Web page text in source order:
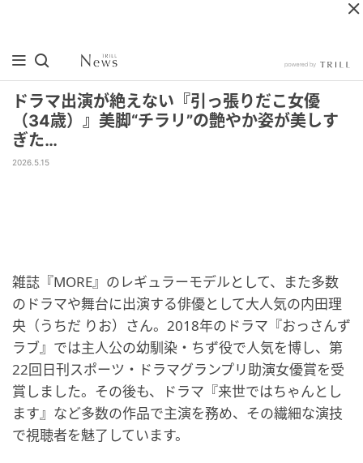
ドラマ出演が絶えない『引っ張りだこ女優
（34歳）』美脚“チラリ”の艶やか姿が美しす
ぎた…
2026.5.15
雑誌『MORE』のレギュラーモデルとして、また多数
のドラマや舞台に出演する俳優として大人気の内田理
央（うちだ りお）さん。2018年のドラマ『おっさんず
ラブ』では主人公の幼馴染・ちず役で人気を博し、第
22回日刊スポーツ・ドラマグランプリ助演女優賞を受
賞しました。その後も、ドラマ『来世ではちゃんとし
ます』など多数の作品で主演を務め、その繊細な演技
で視聴者を魅了しています。